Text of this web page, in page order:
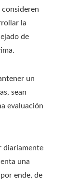
la
de
un
sean
evaluación
diariamente
una
ende, de